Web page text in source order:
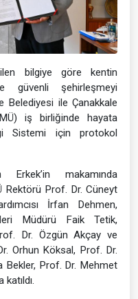
bilgiye göre kentin
güvenli şehirleşmeyi
Belediyesi ile Çanakkale
iş birliğinde hayata
Sistemi için protokol
Erkek’in makamında
Rektörü Prof. Dr. Cüneyt
İrfan Dehmen,
Müdürü Faik Tetik,
Dr. Özgün Akçay ve
Orhun Köksal, Prof. Dr.
Bekler, Prof. Dr. Mehmet